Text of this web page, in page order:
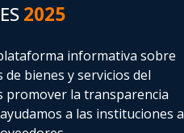
2025
informativa sobre
bienes y servicios del
promover la transparencia
a las instituciones a